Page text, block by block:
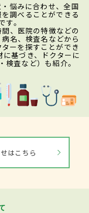
悩みに合わせ、全国
調べることができる
。
、医院の特徴などの
名、検査名などから
ーを探すことができ
基づき、ドクターに
査など）も紹介。
はこちら